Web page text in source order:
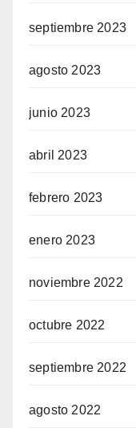
septiembre 2023
agosto 2023
junio 2023
abril 2023
febrero 2023
enero 2023
noviembre 2022
octubre 2022
septiembre 2022
agosto 2022